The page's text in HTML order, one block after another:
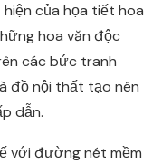
của họa tiết hoa
hoa văn độc
các bức tranh
đồ nội thất tạo nên
dẫn.
với đường nét mềm